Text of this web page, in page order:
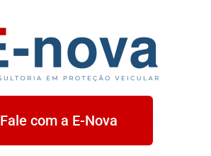
Fale com a E-Nova